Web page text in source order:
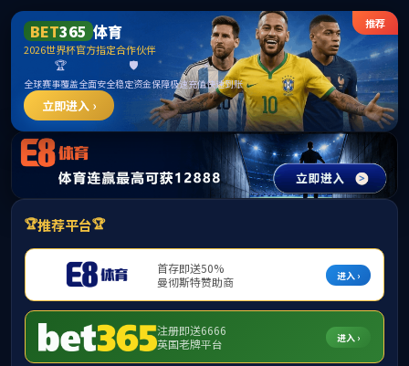
******
学院概况 党建工作 国际中文